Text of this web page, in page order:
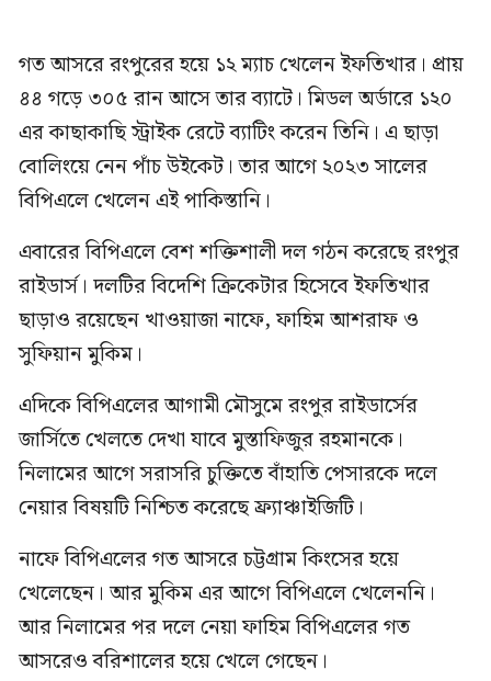
গত আসরে রংপুরের হয়ে ১২ ম্যাচ খেলেন ইফতিখার। প্রায়
৪৪ গড়ে ৩০৫ রান আসে তার ব্যাটে। মিডল অর্ডারে ১২০
এর কাছাকাছি স্ট্রাইক রেটে ব্যাটিং করেন তিনি। এ ছাড়া
বোলিংয়ে নেন পাঁচ উইকেট। তার আগে ২০২৩ সালের
বিপিএলে খেলেন এই পাকিস্তানি।
এবারের বিপিএলে বেশ শক্তিশালী দল গঠন করেছে রংপুর
রাইডার্স। দলটির বিদেশি ক্রিকেটার হিসেবে ইফতিখার
ছাড়াও রয়েছেন খাওয়াজা নাফে, ফাহিম আশরাফ ও
সুফিয়ান মুকিম।
এদিকে বিপিএলের আগামী মৌসুমে রংপুর রাইডার্সের
জার্সিতে খেলতে দেখা যাবে মুস্তাফিজুর রহমানকে।
নিলামের আগে সরাসরি চুক্তিতে বাঁহাতি পেসারকে দলে
নেয়ার বিষয়টি নিশ্চিত করেছে ফ্র্যাঞ্চাইজিটি।
নাফে বিপিএলের গত আসরে চট্টগ্রাম কিংসের হয়ে
খেলেছেন। আর মুকিম এর আগে বিপিএলে খেলেননি।
আর নিলামের পর দলে নেয়া ফাহিম বিপিএলের গত
আসরেও বরিশালের হয়ে খেলে গেছেন।